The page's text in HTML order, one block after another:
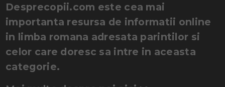
Desprecopii.com este cea mai
importanta resursa de informatii online
in limba romana adresata parintilor si
celor care doresc sa intre in aceasta
categorie.